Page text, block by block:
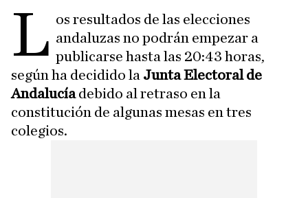
L os resultados de las elecciones
andaluzas no podrán empezar a
publicarse hasta las 20:43 horas,
según ha decidido la Junta Electoral de
Andalucíadebido al retraso en la
constitución de algunas mesas en tres
colegios.